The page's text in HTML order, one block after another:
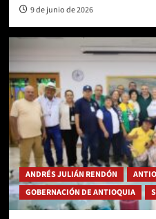
9 de junio de 2026
ANDRÉS JULIÁN RENDÓN
GOBERNACIÓN DE ANTIOQUIA